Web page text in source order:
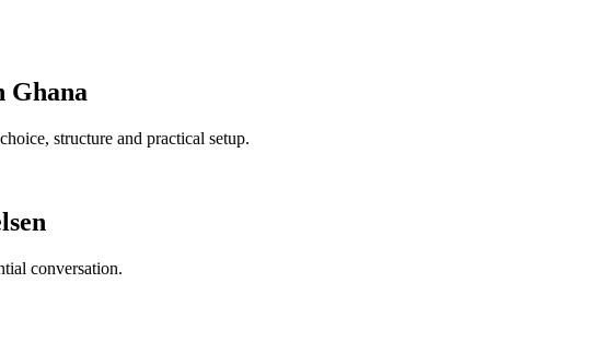
Ghana
structure and practical setup.
conversation.